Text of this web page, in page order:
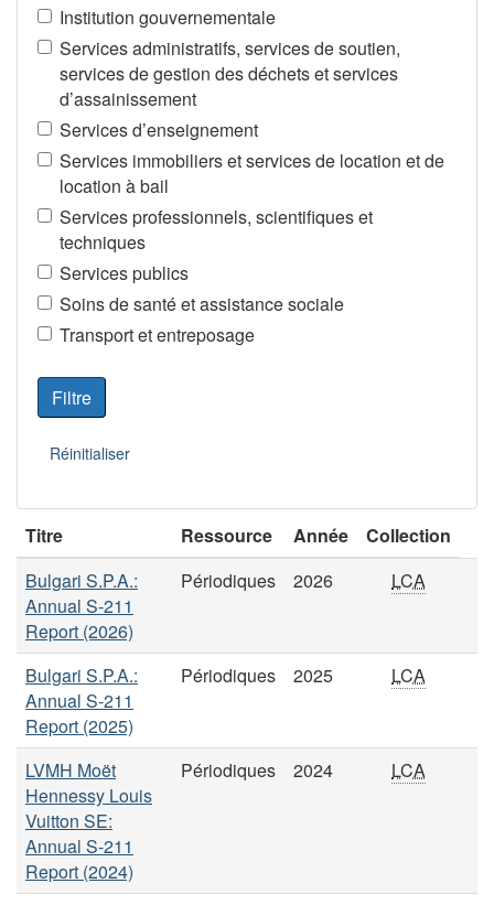
Institution gouvernementale
Services administratifs, services de soutien,
services de gestion des déchets et services
d’assainissement
Services d’enseignement
Services immobiliers et services de location et de
location à bail
Services professionnels, scientifiques et
techniques
Services publics
Soins de santé et assistance sociale
Transport et entreposage
Titre Ressource Année
Collection
Bulgari S.P.A.:
Annual S-211
Report (2026)
Périodiques 2026 LCA
Bulgari S.P.A.:
Annual S-211
Report (2025)
Périodiques 2025 LCA
LVMH Moët
Hennessy Louis
Vuitton SE:
Annual S-211
Report (2024)
Périodiques 2024 LCA